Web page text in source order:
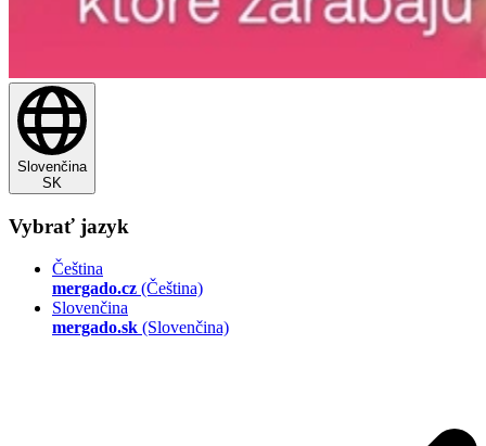
Slovenčina
SK
Vybrať jazyk
Čeština
mergado.cz (Čeština)
Slovenčina
mergado.sk (Slovenčina)